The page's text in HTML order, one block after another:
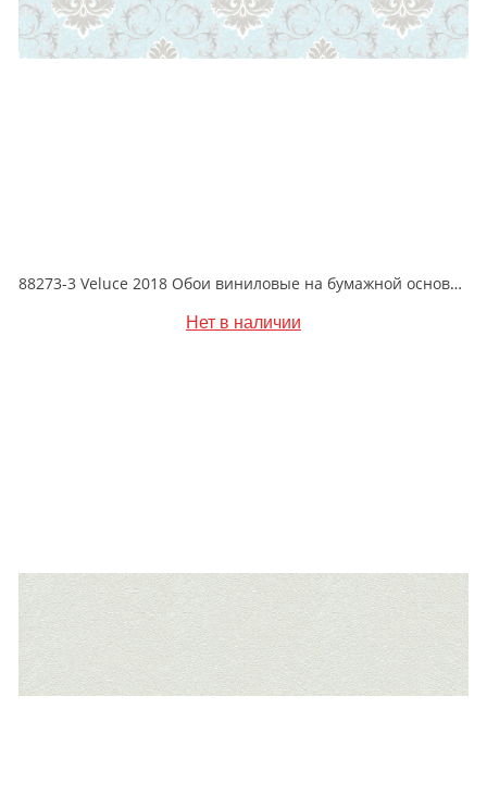
88273-3 Veluce 2018 Обои виниловые на бумажной основе 1.06*15.6
Нет в наличии